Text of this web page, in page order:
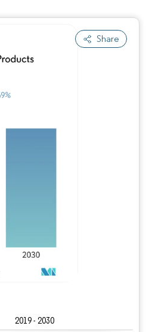
Share
2019 - 2030